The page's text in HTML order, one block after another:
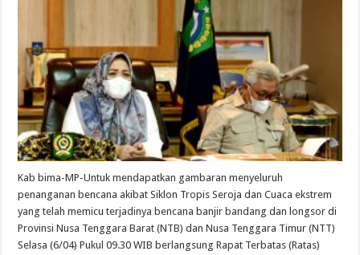
Kab bima-MP-Untuk mendapatkan gambaran menyeluruh
penanganan bencana akibat Siklon Tropis Seroja dan Cuaca ekstrem
yang telah memicu terjadinya bencana banjir bandang dan longsor di
Provinsi Nusa Tenggara Barat (NTB) dan Nusa Tenggara Timur (NTT)
Selasa (6/04) Pukul 09.30 WIB berlangsung Rapat Terbatas (Ratas)